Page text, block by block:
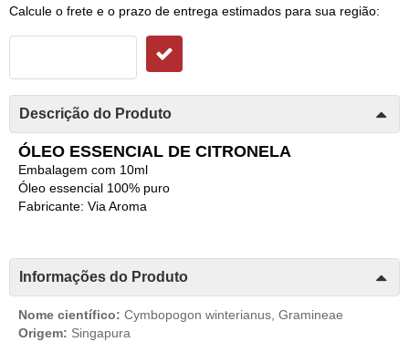
Calcule o frete e o prazo de entrega estimados para sua região:
Descrição do Produto
ÓLEO ESSENCIAL DE CITRONELA
Embalagem com 10ml
Óleo essencial 100% puro
Fabricante: Via Aroma
Informações do Produto
Nome científico: Cymbopogon winterianus, Gramineae
Origem: Singapura